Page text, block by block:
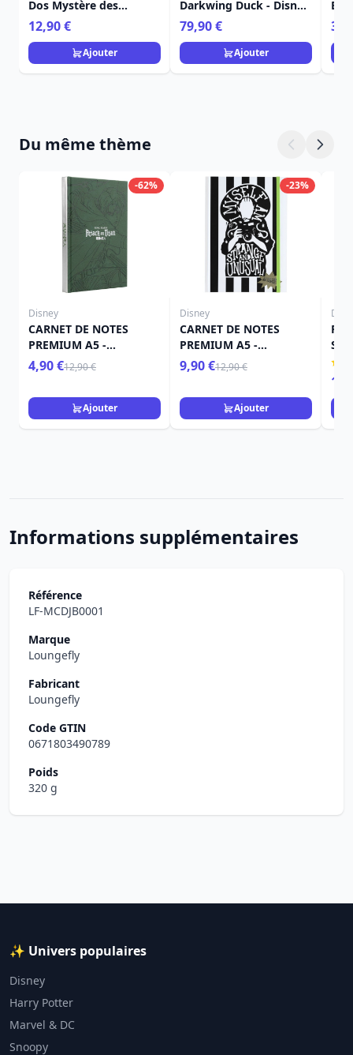
Dos Mystère des
Acolytes des Princesses
- Disney Loungefly
12,90 €
Ajouter
Darkwing Duck - Disney
Loungefly
79,90 €
Ajouter
Du même thème
-62%
Disney
CARNET DE NOTES
PREMIUM A5 -
L'ATTAQUE DES TITANS
4,90 €12,90 €
Ajouter
-23%
Disney
CARNET DE NOTES
PREMIUM A5 -
BEETLEJUICE
9,90 €12,90 €
Ajouter
Informations supplémentaires
Référence
LF-MCDJB0001
Marque
Loungefly
Fabricant
Loungefly
Code GTIN
0671803490789
Poids
320 g
✨ Univers populaires
Disney
Harry Potter
Marvel & DC
Snoopy